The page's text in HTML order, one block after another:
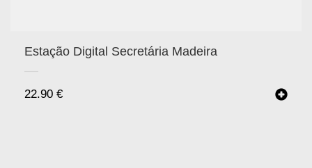
Estação Digital Secretária Madeira
22.90 €